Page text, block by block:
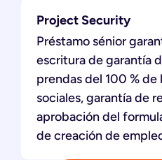
Project Security
Préstamo sénior
escritura de garantía
prendas del 100 %
sociales, garantía de
aprobación del
de creación de